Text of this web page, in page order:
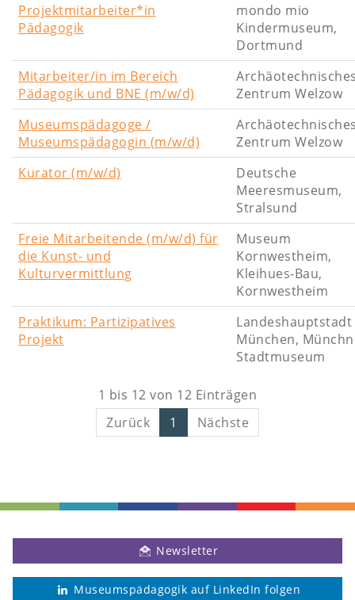
Projektmitarbeiter*in
Pädagogik
mondo mio
Kindermuseum,
Dortmund
Mitarbeiter/in im Bereich
Pädagogik und BNE (m/w/d)
Zentrum Welzow
Museumspädagoge /
Museumspädagogin (m/w/d)
Zentrum Welzow
Kurator (m/w/d)
Deutsche
Meeresmuseum,
Stralsund
Freie Mitarbeitende (m/w/d) für
die Kunst- und
Kulturvermittlung
Museum
Kornwestheim,
Kleihues-Bau,
Kornwestheim
Praktikum: Partizipatives
Projekt
Landeshauptstadt
München,
Stadtmuseum
1 bis 12 von 12 Einträgen
Zurück
1 Nächste
Newsletter
Museumspädagogik auf LinkedIn folgen